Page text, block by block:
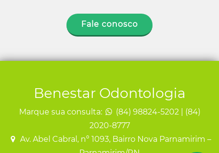
Fale conosco
Benestar Odontologia
Marque sua consulta:
(84) 98824-5202 | (84)
2020-8777
Av. Abel Cabral, nº 1093, Bairro Nova Parnamirim –